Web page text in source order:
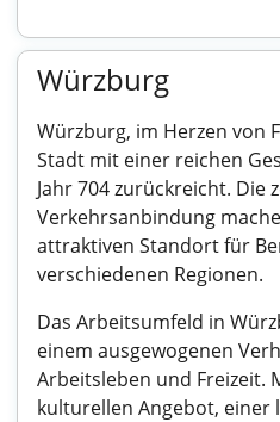
Würzburg
Würzburg, im Herzen von
Stadt mit einer reichen
Jahr 704 zurückreicht. Die
Verkehrsanbindung
attraktiven Standort für
verschiedenen Regionen.
Das Arbeitsumfeld in
einem ausgewogenen
Arbeitsleben und Freizeit.
kulturellen Angebot, einer